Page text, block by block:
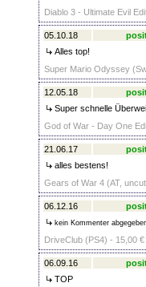
Diablo 3 - Ultimate Evil
05.10.18
Alles top!
Super Mario Odyssey
12.05.18
Super schnelle
God of War - Day One
21.06.17
alles bestens!
Gears of War 4 (AT,
06.12.16
kein Kommenter
DriveClub (PS4) - 15,00 €
06.09.16
TOP